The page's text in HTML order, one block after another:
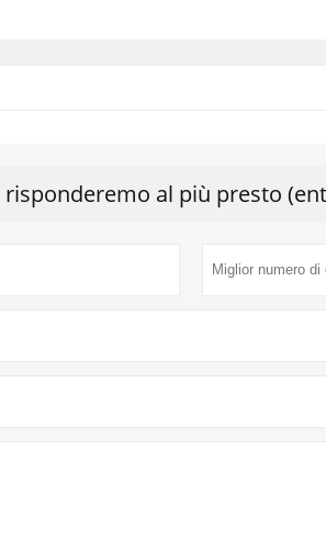
risponderemo al più presto